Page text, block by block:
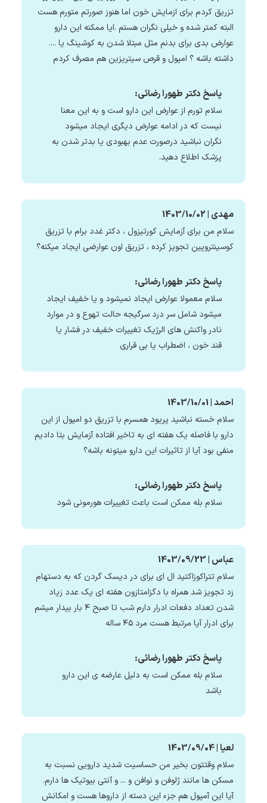
تزریق کردم برای ازمایش خون اما هنوز صورتم متورم هست
البته کمتر شده و خیلی نگران هستم .ایا ممکنه این دارو
عوارض بدی برای بدنم مثل مبتلا شدن به کوشینگ یا ....
داشته باشه ؟ امپول و قرص سیتریزین هم مصرف کردم
پاسخ دکتر طهورا رضائی:
سلام تورم از عوارض این دارو است و به این معنا
نیست که در ادامه عوارض دیگری ایجاد میشود
نگران نباشید درصورت عدم بهبودی یا بدتر شدن به
پزشک اطلاع دهید.
مهدی | 1403/10/02
سلام من برای آزمایش کورتیزول ، دکتر غدد برام با تزریق
کوسینتروپین تجویز کرده ، تزریق اون عوارضی ایجاد میکنه؟
پاسخ دکتر طهورا رضائی:
سلام معمولا عوارض ایجاد نمیشود و یا خفیف ایجاد
میشود شامل سر درد سرگیجه حالت تهوع و در موارد
نادر واکنش های الرژیک تغییرات خفیف در فشار یا
قند خون ، اضطراب یا بی قراری
احمد | 1403/10/01
سلام خسته نباشید پریود همسرم با تزریق دو امپول از این
دارو با فاصله یک هفته ای به تاخیر افتاده آزمایش بتا دادیم
منفی بود آیا از تاثیرات این دارو میتونه باشه؟
پاسخ دکتر طهورا رضائی:
سلام بله ممکن است باعث تغییرات هورمونی شود
عباس | 1403/09/23
سلام تتراکوزاکتید ال ای برای در دیسک گردن که به دستهام
زد تجویز شد همراه با دگزامتازون هفته ای یک عدد زیاد
شدن تعداد دفعات ادرار دارم شب تا صبح ۴ بار بیدار میشم
برای ادرار آیا مرتبط هست مرد ۴۵ ساله
پاسخ دکتر طهورا رضائی:
سلام بله ممکن است به دلیل عارضه ی این دارو
باشد
لعیا | 1403/09/04
سلام وقتتون بخیر من حساسیت شدید دارویی نسبت به
مسکن ها مانند ژلوفن و نوافن و ..‌. و آنتی بیوتیک ها دارم.
آیا این آمپول هم جزء این دسته از داروها هست و امکانش